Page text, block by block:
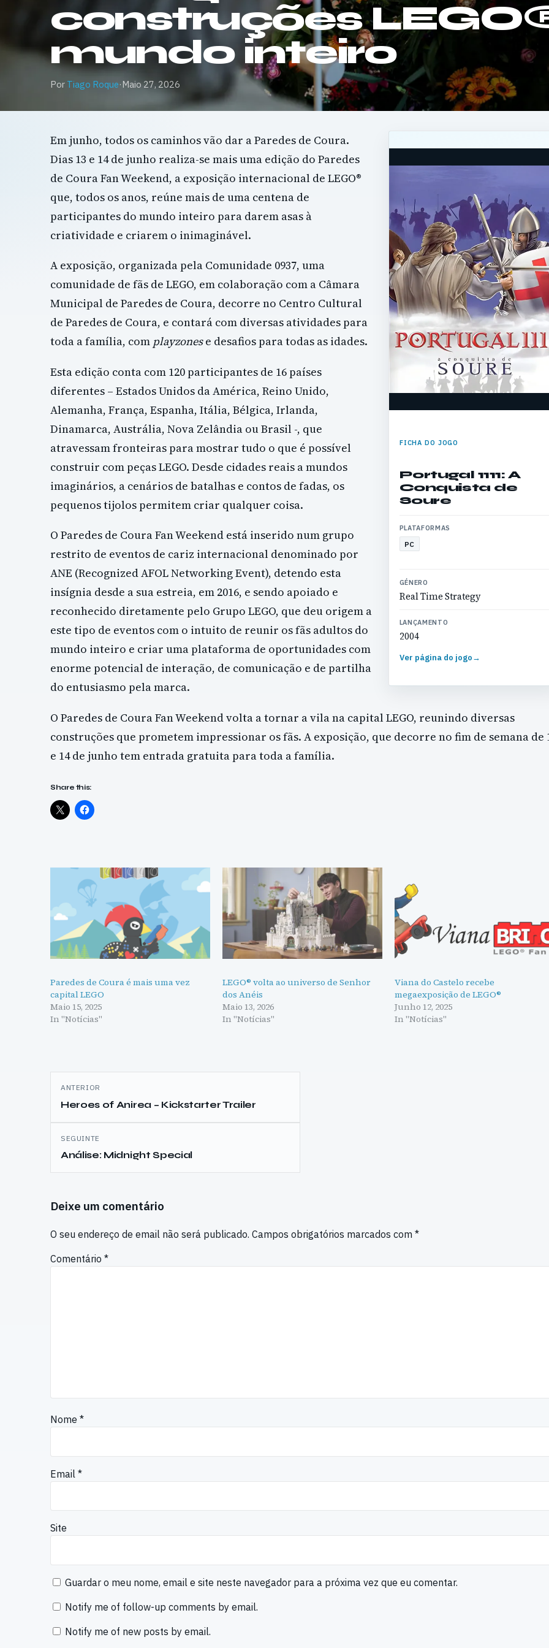
construções
mundo inteiro
Por Tiago Roque·Maio 27, 2026
FICHA DO JOGO
Portugal 1111: A
Conquista de
Soure
PLATAFORMAS
PC
GÉNERO
Real Time Strategy
LANÇAMENTO
2004
Ver página do jogo→
Em junho, todos os caminhos vão dar a Paredes de Coura.
Dias 13 e 14 de junho realiza-se mais uma edição do Paredes
de Coura Fan Weekend, a exposição internacional de LEGO®
que, todos os anos, reúne mais de uma centena de
participantes do mundo inteiro para darem asas à
criatividade e criarem o inimaginável.
A exposição, organizada pela Comunidade 0937, uma
comunidade de fãs de LEGO, em colaboração com a Câmara
Municipal de Paredes de Coura, decorre no Centro Cultural
de Paredes de Coura, e contará com diversas atividades para
toda a família, com playzonese desafios para todas as idades.
Esta edição conta com 120 participantes de 16 países
diferentes – Estados Unidos da América, Reino Unido,
Alemanha, França, Espanha, Itália, Bélgica, Irlanda,
Dinamarca, Austrália, Nova Zelândia ou Brasil -, que
atravessam fronteiras para mostrar tudo o que é possível
construir com peças LEGO. Desde cidades reais a mundos
imaginários, a cenários de batalhas e contos de fadas, os
pequenos tijolos permitem criar qualquer coisa.
O Paredes de Coura Fan Weekend está inserido num grupo
restrito de eventos de cariz internacional denominado por
ANE (Recognized AFOL Networking Event), detendo esta
insígnia desde a sua estreia, em 2016, e sendo apoiado e
reconhecido diretamente pelo Grupo LEGO, que deu origem a
este tipo de eventos com o intuito de reunir os fãs adultos do
mundo inteiro e criar uma plataforma de oportunidades com
enorme potencial de interação, de comunicação e de partilha
do entusiasmo pela marca.
O Paredes de Coura Fan Weekend volta a tornar a vila na capital LEGO, reunindo diversas
construções que prometem impressionar os fãs. A exposição, que decorre no fim de semana de
e 14 de junho tem entrada gratuita para toda a família.
Share this:
Paredes de Coura é mais uma vez
capital LEGO
Maio 15, 2025
In "Notícias"
LEGO® volta ao universo de Senhor
dos Anéis
Maio 13, 2026
In "Notícias"
Viana do Castelo recebe
megaexposição de LEGO®
Junho 12, 2025
In "Notícias"
Navegação
de
artigos
ANTERIOR
Heroes of Anirea – Kickstarter Trailer
SEGUINTE
Análise: Midnight Special
Deixe um comentário
O seu endereço de email não será publicado. Campos obrigatórios marcados com *
Comentário *
Nome *
Email *
Site
Guardar o meu nome, email e site neste navegador para a próxima vez que eu comentar.
Notify me of follow-up comments by email.
Notify me of new posts by email.